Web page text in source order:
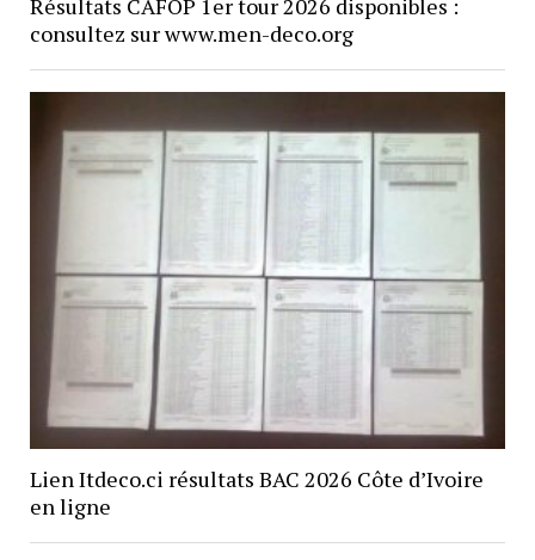
Résultats CAFOP 1er tour 2026 disponibles :
consultez sur www.men-deco.org
Lien Itdeco.ci résultats BAC 2026 Côte d’Ivoire
en ligne